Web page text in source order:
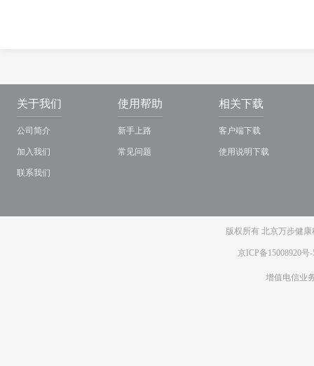
关于我们
公司简介
加入我们
联系我们
使用帮助
新手上路
常见问题
相关下载
客户端下载
使用说明下载
版权所有 北京万步健
京ICP备15008920号-
增值电信业